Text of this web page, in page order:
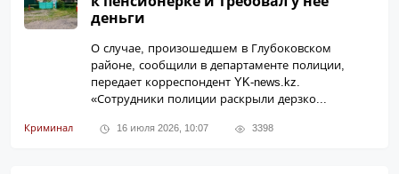
деньги
О случае, произошедшем в Глубоковском
районе, сообщили в департаменте полиции,
передает корреспондент YK-news.kz.
«Сотрудники полиции раскрыли дерзко...
Криминал 16 июля 2026, 10:07 3398